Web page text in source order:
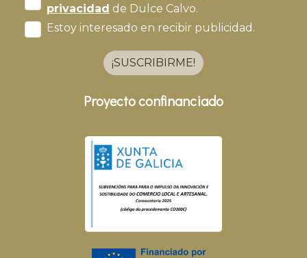
privacidad de Dulce Calvo.
Estoy interesado en recibir publicidad.
¡SUSCRIBIRME!
Proyecto confinanciado